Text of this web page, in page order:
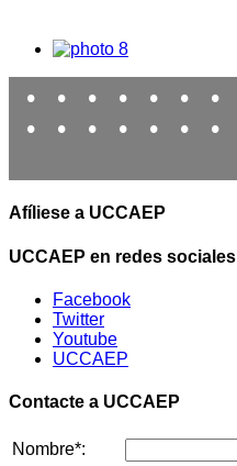
• • • • • • •
•
• • • • • •
Afíliese a UCCAEP
UCCAEP en redes sociales
Facebook
Twitter
Youtube
UCCAEP
Contacte a UCCAEP
Nombre*: